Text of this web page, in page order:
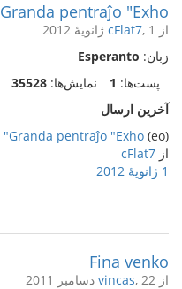
Granda pentraĵo "Exho"
از cFlat7, 1 ژانویهٔ 2012
زبان: Esperanto
پست‌ها: 1 نمایش‌ها: 35528
آخرین ارسال
(eo)
Granda pentraĵo "Exho"
از cFlat7
1 ژانویهٔ 2012
Fina venko
از vincas, 22 دسامبر 2011